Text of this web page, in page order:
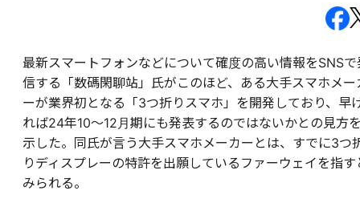
最新スマートフォンなどについて確度の高い情報をSNSで
信する「数碼閑聊站」氏がこのほど、ある大手スマホメー
ーが業界初となる「3つ折りスマホ」を開発しており、早
れば24年10〜12月期にも発表するのではないかとの見方
示した。同氏が言う大手スマホメーカーとは、すでに3つ
りディスプレーの特許を出願しているファーウェイを指す
みられる。